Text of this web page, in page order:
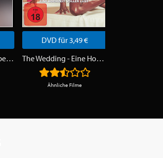
Die Sexpertin von nebenan
DVD für 3,49 €
The Wedding - Eine Hochzeit voller Lust
Ähnliche Filme